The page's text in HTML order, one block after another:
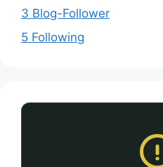
3 Blog-Follower
5 Following